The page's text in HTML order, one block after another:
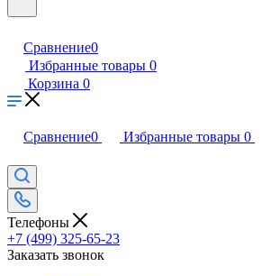
Сравнение0
Избранные товары 0
Корзина 0
Сравнение0 Избранные товары 0
Телефоны
+7 (499) 325-65-23
Заказать звонок